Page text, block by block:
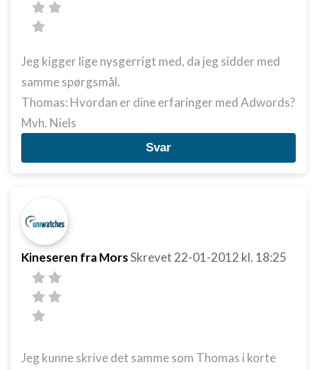
Jeg kigger lige nysgerrigt med, da jeg sidder med
samme spørgsmål.
Thomas: Hvordan er dine erfaringer med Adwords?
Mvh. Niels
Svar
Kineseren fra MorsSkrevet 22-01-2012 kl. 18:25
Jeg kunne skrive det samme som Thomas i korte